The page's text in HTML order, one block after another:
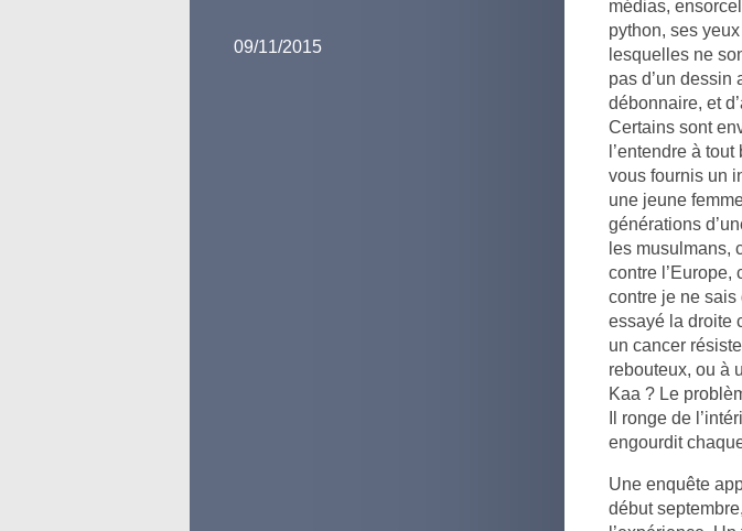
09/11/2015
médias,
python, ses
lesquelles ne
pas d’un
débonnaire, et
Certains sont
l’entendre à
vous fournis un
une jeune
générations
les musulmans,
contre l’Europe,
contre je ne sais
essayé la droite
un cancer
rebouteux, ou à
Kaa ? Le
Il ronge de
engourdit
Une enquête
début